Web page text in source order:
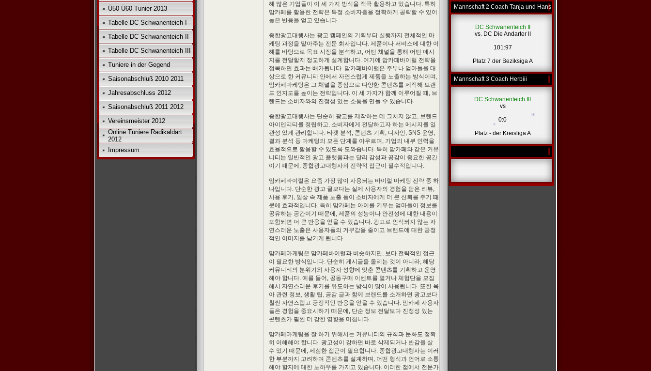
Ü50 Ü60 Tunier 2013
Tabelle DC Schwanenteich I
Tabelle DC Schwanenteich II
Tabelle DC Schwanenteich III
Tuniere in der Gegend
Saisonabschluß 2010 2011
Jahresabschluss 2012
Saisonabschluß 2011 2012
Vereinsmeister 2012
Online Tuniere Radikaldart
2012
Impressum
해 많은 기업들이 이 세 가지 방식을 적극 활용하고 있습니다. 특히
맘카페를 활용한 전략은 특정 소비자층을 정확하게 공략할 수 있어
높은 반응을 얻고 있습니다.
종합광고대행사는 광고 캠페인의 기획부터 실행까지 전체적인 마
케팅 과정을 맡아주는 전문 회사입니다. 제품이나 서비스에 대한 이
해를 바탕으로 목표 시장을 분석하고, 어떤 채널을 통해 어떤 메시
지를 전달할지 정교하게 설계합니다. 여기에 맘카페바이럴 전략을
접목하면 효과는 배가됩니다. 맘카페바이럴은 주부나 엄마들을 대
상으로 한 커뮤니티 안에서 자연스럽게 제품을 노출하는 방식이며,
맘카페마케팅은 그 채널을 중심으로 다양한 콘텐츠를 제작해 브랜
드 인지도를 높이는 전략입니다. 이 세 가지가 함께 이루어질 때, 브
랜드는 소비자와의 진정성 있는 소통을 만들 수 있습니다.
종합광고대행사는 단순히 광고를 제작하는 데 그치지 않고, 브랜드
아이덴티티를 정립하고, 소비자에게 전달하고자 하는 메시지를 일
관성 있게 관리합니다. 타겟 분석, 콘텐츠 기획, 디자인, SNS 운영,
결과 분석 등 마케팅의 모든 단계를 아우르며, 기업의 내부 인력을
효율적으로 활용할 수 있도록 도와줍니다. 특히 맘카페와 같은 커뮤
니티는 일반적인 광고 플랫폼과는 달리 감성과 공감이 중요한 공간
이기 때문에, 종합광고대행사의 전략적 접근이 필수적입니다.
맘카페바이럴은 요즘 가장 많이 사용되는 바이럴 마케팅 전략 중 하
나입니다. 단순한 광고 글보다는 실제 사용자의 경험을 담은 리뷰,
사용 후기, 일상 속 제품 노출 등이 소비자에게 더 큰 신뢰를 주기 때
문에 효과적입니다. 특히 맘카페는 아이를 키우는 엄마들이 정보를
공유하는 공간이기 때문에, 제품의 성능이나 안전성에 대한 내용이
포함되면 더 큰 반응을 얻을 수 있습니다. 광고로 인식되지 않는 자
연스러운 노출은 사용자들의 거부감을 줄이고 브랜드에 대한 긍정
적인 이미지를 남기게 됩니다.
맘카페마케팅은 맘카페바이럴과 비슷하지만, 보다 전략적인 접근
이 필요한 방식입니다. 단순히 게시글을 올리는 것이 아니라, 해당
커뮤니티의 분위기와 사용자 성향에 맞춘 콘텐츠를 기획하고 운영
해야 합니다. 예를 들어, 공동구매 이벤트를 열거나 체험단을 모집
해서 자연스러운 후기를 유도하는 방식이 많이 사용됩니다. 또한 육
아 관련 정보, 생활 팁, 공감 글과 함께 브랜드를 소개하면 광고보다
훨씬 자연스럽고 긍정적인 반응을 얻을 수 있습니다. 맘카페 사용자
들은 경험을 중요시하기 때문에, 단순 정보 전달보다 진정성 있는
콘텐츠가 훨씬 더 강한 영향을 미칩니다.
맘카페마케팅을 잘 하기 위해서는 커뮤니티의 규칙과 문화도 정확
히 이해해야 합니다. 광고성이 강하면 바로 삭제되거나 반감을 살
수 있기 때문에, 세심한 접근이 필요합니다. 종합광고대행사는 이러
한 부분까지 고려하여 콘텐츠를 설계하며, 어떤 형식과 언어로 소통
해야 할지에 대한 노하우를 가지고 있습니다. 이러한 점에서 전문가
Mannschaft 2 Coach Tanja und Hans
DC Schwanenteich II
vs. DC Die Andarter II
101:97
Platz 7 der Beziksiga A
Mannschaft 3 Coach Herbiii
DC Schwanenteich III
vs
0:0
Platz - der Kreisliga A
*
*
*
*